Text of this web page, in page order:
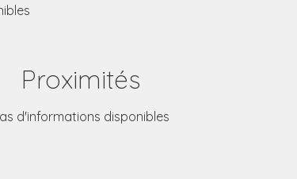
Proximités
d'informations disponibles